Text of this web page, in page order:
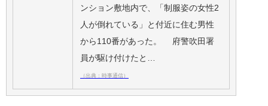
ンション敷地内で、「制服姿の女性2
人が倒れている」と付近に住む男性
から110番があった。 府警吹田署
員が駆け付けたと…
（出典：時事通信）